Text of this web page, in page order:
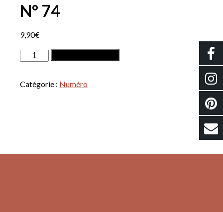
N° 74
9,90€
quantité
N°
Catégorie : Numéro